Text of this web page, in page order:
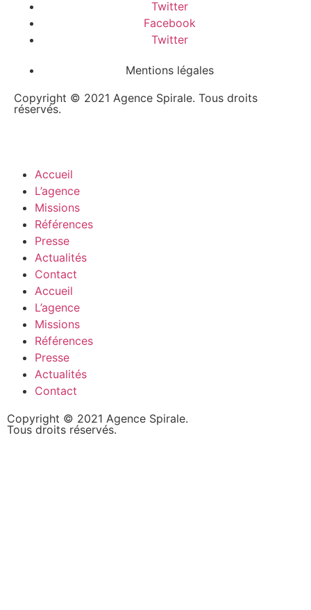
Twitter
Facebook
Twitter
Mentions légales
Copyright © 2021 Agence Spirale. Tous droits
réservés.
Accueil
L’agence
Missions
Références
Presse
Actualités
Contact
Accueil
L’agence
Missions
Références
Presse
Actualités
Contact
Copyright © 2021 Agence Spirale.
Tous droits réservés.